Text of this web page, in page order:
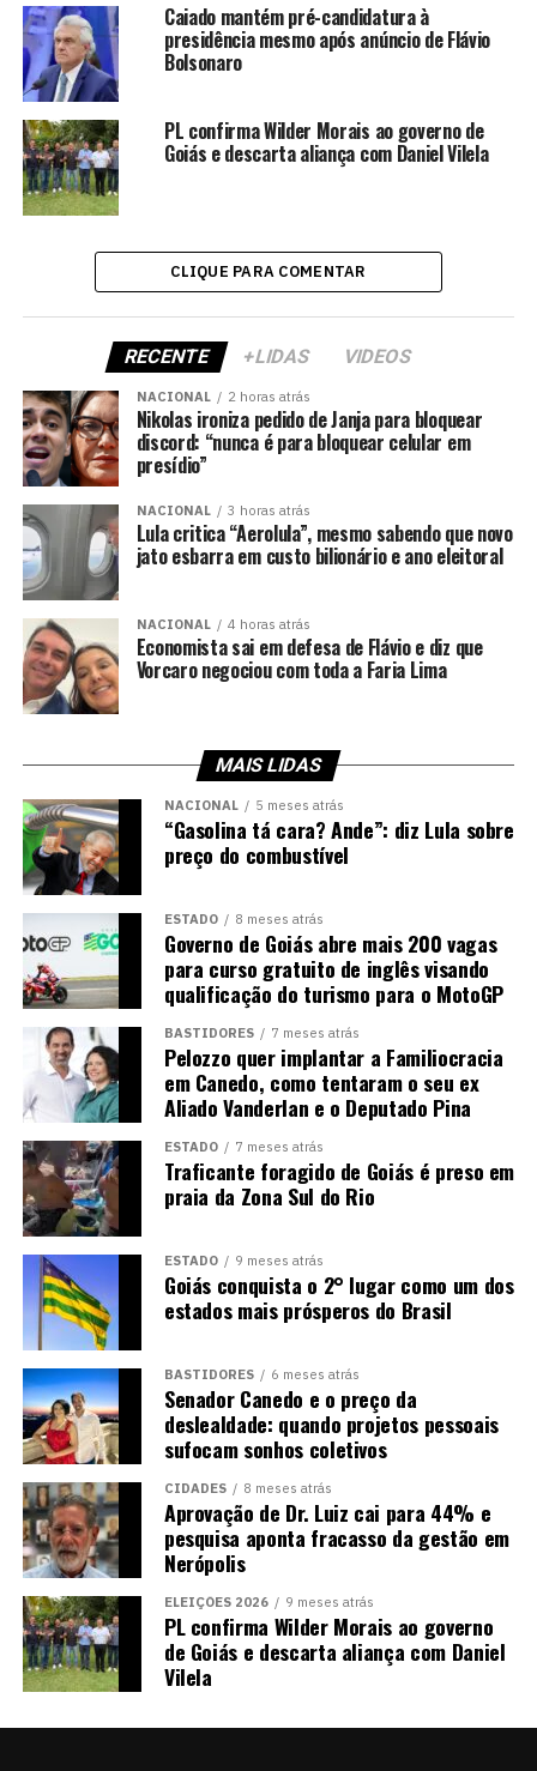
Caiado mantém pré-candidatura à
presidência mesmo após anúncio de Flávio
Bolsonaro
PL confirma Wilder Morais ao governo de
Goiás e descarta aliança com Daniel Vilela
CLIQUE PARA COMENTAR
RECENTE +LIDAS VIDEOS
NACIONAL 2 horas atrás
Nikolas ironiza pedido de Janja para bloquear
discord: “nunca é para bloquear celular em
presídio”
NACIONAL 3 horas atrás
Lula critica “Aerolula”, mesmo sabendo que novo
jato esbarra em custo bilionário e ano eleitoral
NACIONAL 4 horas atrás
Economista sai em defesa de Flávio e diz que
Vorcaro negociou com toda a Faria Lima
MAIS LIDAS
NACIONAL 5 meses atrás
“Gasolina tá cara? Ande”: diz Lula sobre
preço do combustível
ESTADO 8 meses atrás
Governo de Goiás abre mais 200 vagas
para curso gratuito de inglês visando
qualificação do turismo para o MotoGP
BASTIDORES 7 meses atrás
Pelozzo quer implantar a Familiocracia
em Canedo, como tentaram o seu ex
Aliado Vanderlan e o Deputado Pina
ESTADO 7 meses atrás
Traficante foragido de Goiás é preso em
praia da Zona Sul do Rio
ESTADO 9 meses atrás
Goiás conquista o 2° lugar como um dos
estados mais prósperos do Brasil
BASTIDORES 6 meses atrás
Senador Canedo e o preço da
deslealdade: quando projetos pessoais
sufocam sonhos coletivos
CIDADES 8 meses atrás
Aprovação de Dr. Luiz cai para 44% e
pesquisa aponta fracasso da gestão em
Nerópolis
ELEIÇÕES 2026 9 meses atrás
PL confirma Wilder Morais ao governo
de Goiás e descarta aliança com Daniel
Vilela